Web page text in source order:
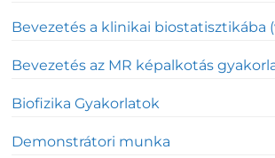
Bevezetés a klinikai biostatisztikába
Bevezetés az MR képalkotás
Biofizika Gyakorlatok
Demonstrátori munka